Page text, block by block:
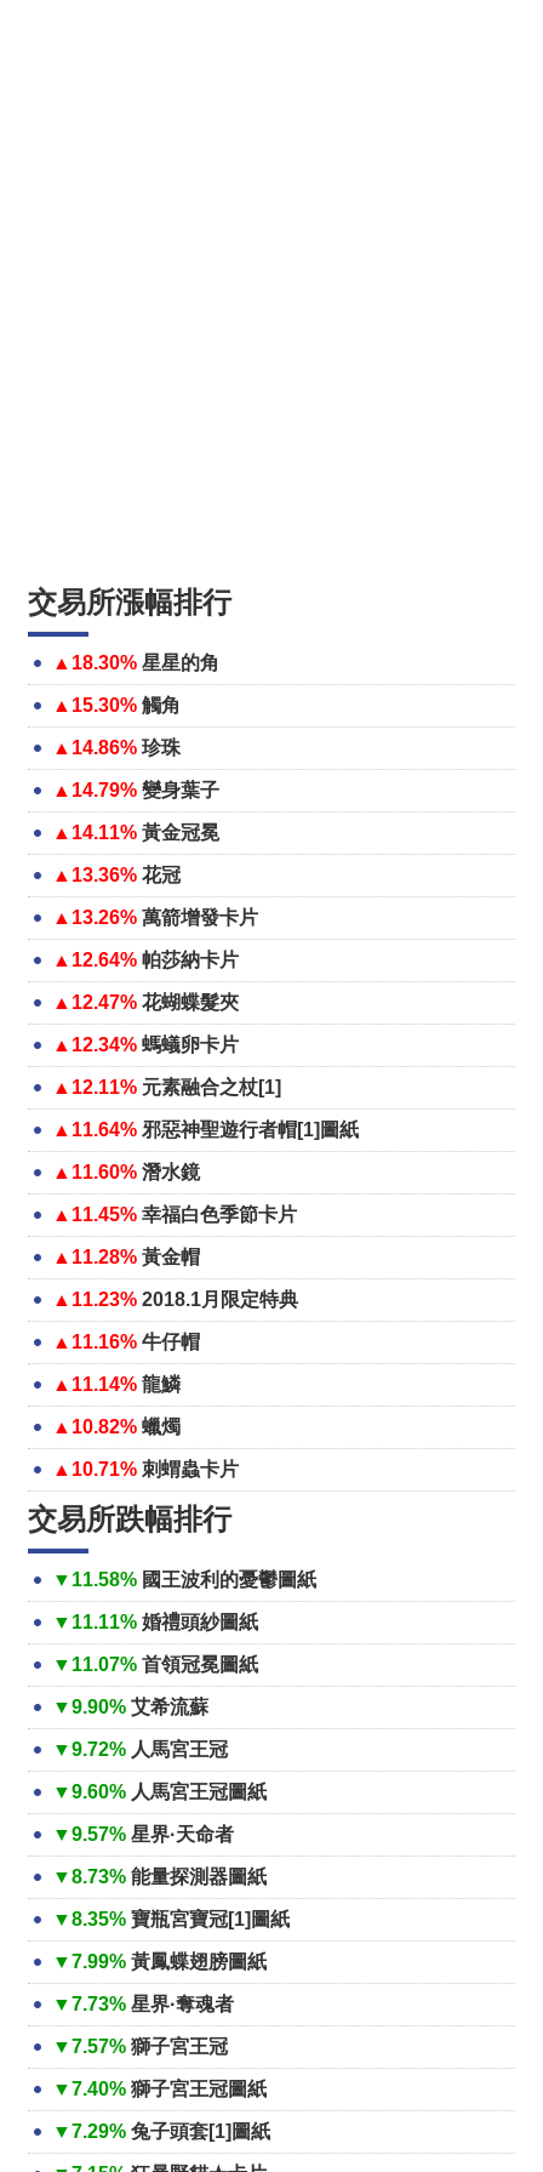
交易所漲幅排行
▲18.30% 星星的角
▲15.30% 觸角
▲14.86% 珍珠
▲14.79% 變身葉子
▲14.11% 黃金冠冕
▲13.36% 花冠
▲13.26% 萬箭增發卡片
▲12.64% 帕莎納卡片
▲12.47% 花蝴蝶髮夾
▲12.34% 螞蟻卵卡片
▲12.11% 元素融合之杖[1]
▲11.64% 邪惡神聖遊行者帽[1]圖紙
▲11.60% 潛水鏡
▲11.45% 幸福白色季節卡片
▲11.28% 黃金帽
▲11.23% 2018.1月限定特典
▲11.16% 牛仔帽
▲11.14% 龍鱗
▲10.82% 蠟燭
▲10.71% 刺蝟蟲卡片
交易所跌幅排行
▼11.58% 國王波利的憂鬱圖紙
▼11.11% 婚禮頭紗圖紙
▼11.07% 首領冠冕圖紙
▼9.90% 艾希流蘇
▼9.72% 人馬宮王冠
▼9.60% 人馬宮王冠圖紙
▼9.57% 星界·天命者
▼8.73% 能量探測器圖紙
▼8.35% 寶瓶宮寶冠[1]圖紙
▼7.99% 黃鳳蝶翅膀圖紙
▼7.73% 星界·奪魂者
▼7.57% 獅子宮王冠
▼7.40% 獅子宮王冠圖紙
▼7.29% 兔子頭套[1]圖紙